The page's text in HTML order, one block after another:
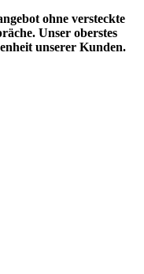
ohne versteckte
Unser oberstes
unserer Kunden.